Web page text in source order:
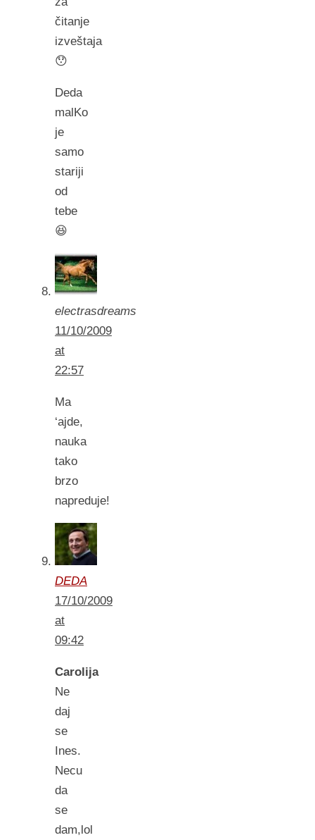
čitanje
izveštaja
😯
Deda
malKo
je
samo
stariji
od
tebe
😆
electrasdreams
11/10/2009
at
22:57
Ma
‘ajde,
nauka
tako
brzo
napreduje!
DEDA
17/10/2009
at
09:42
Carolija
Ne
daj
se
Ines.
Necu
da
se
dam,lol